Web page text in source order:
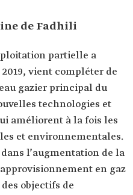
de Fadhili
partielle a
vient compléter de
gazier principal du
technologies et
améliorent à la fois les
et environnementales.
l’augmentation de la
en gaz
objectifs de